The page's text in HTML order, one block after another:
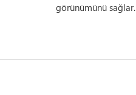
görünümünü sağlar.